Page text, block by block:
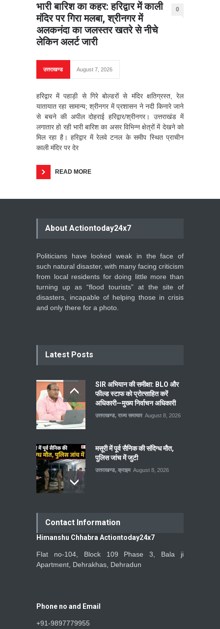
भारी बारिश का कहर: हरिद्वार में काली
मंदिर पर गिरा मलबा, श्रीनगर में
अलकनंदा का जलस्तर खतरे से नीचे
लेकिन अलर्ट जारी
0
उत्तराखण्ड August 7, 2026
हरिद्वार में पहाड़ी से गिरे बोल्डरों से मंदिर क्षतिग्रस्त, रेल
यातायात रहा सामान्य; श्रीनगर में प्रशासन ने नदी किनारे जाने
से बचने की अपील दोहराई हरिद्वार/श्रीनगर। उत्तराखंड में
लगातार हो रही भारी बारिश का असर विभिन्न क्षेत्रों में देखने को
मिल रहा है। हरिद्वार में रेलवे टनल के समीप स्थित प्राचीन
काली मंदिर पर देर
READ MORE
About Actiontoday24x7
Politicians have looked weak in the face of
such natural disaster, with many facing criticism
from local residents for doing little more than
turning up as “flood tourists” at the site of
disasters, incapable of helping those in crisis
and only there for a photo.
Latest Posts
SIR अभियान की समीक्षा: BLO और
फील्ड स्टाफ को प्रोत्साहित करें
अधिकारी—मुख्य निर्वाचन अधिकारी
उत्तराखण्ड, राज्य समाचार August 8, 2026
मसूरी में पूर्व सैनिक की संदिग्ध मौत,
पुलिस जांच में जुटी
उत्तराखण्ड, क्राइम August 8, 2026
Contact Information
Himanshu Chhabra Actiontoday24x7
Flat no-104, Block 109 Phase 3, Bala ji
Apartment, Dehrakhas, Dehradun
Phone no and Email
+91-9897779955